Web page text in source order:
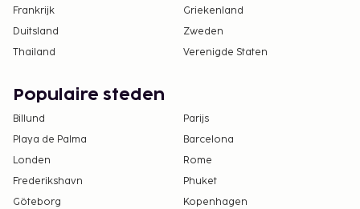
Frankrijk
Griekenland
Duitsland
Zweden
Thailand
Verenigde Staten
Populaire steden
Billund
Parijs
Playa de Palma
Barcelona
Londen
Rome
Frederikshavn
Phuket
Göteborg
Kopenhagen